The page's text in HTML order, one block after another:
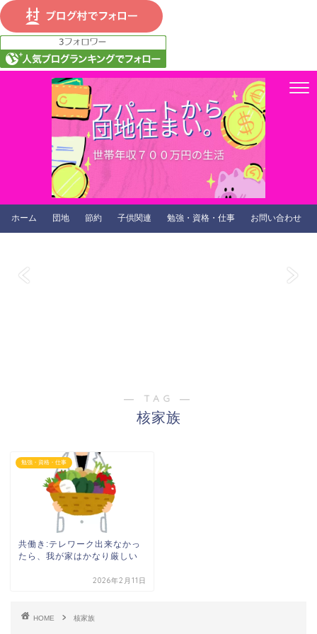
ホーム 団地 節約 子供関連 勉強・資格・仕事 お問い合わせ
― TAG ―
核家族
勉強・資格・仕事
共働き:テレワーク出来なかっ
たら、我が家はかなり厳しい
2026年2月11日
HOME 核家族